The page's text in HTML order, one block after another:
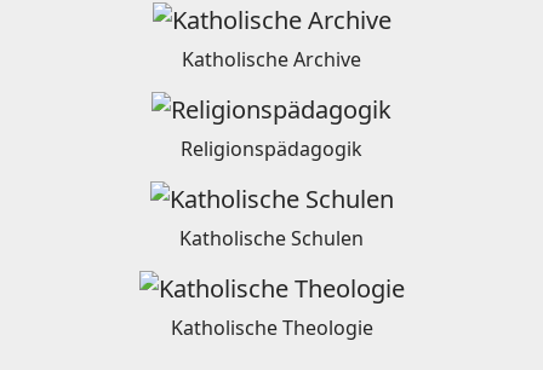
Katholische Archive
Religionspädagogik
Katholische Schulen
Katholische Theologie